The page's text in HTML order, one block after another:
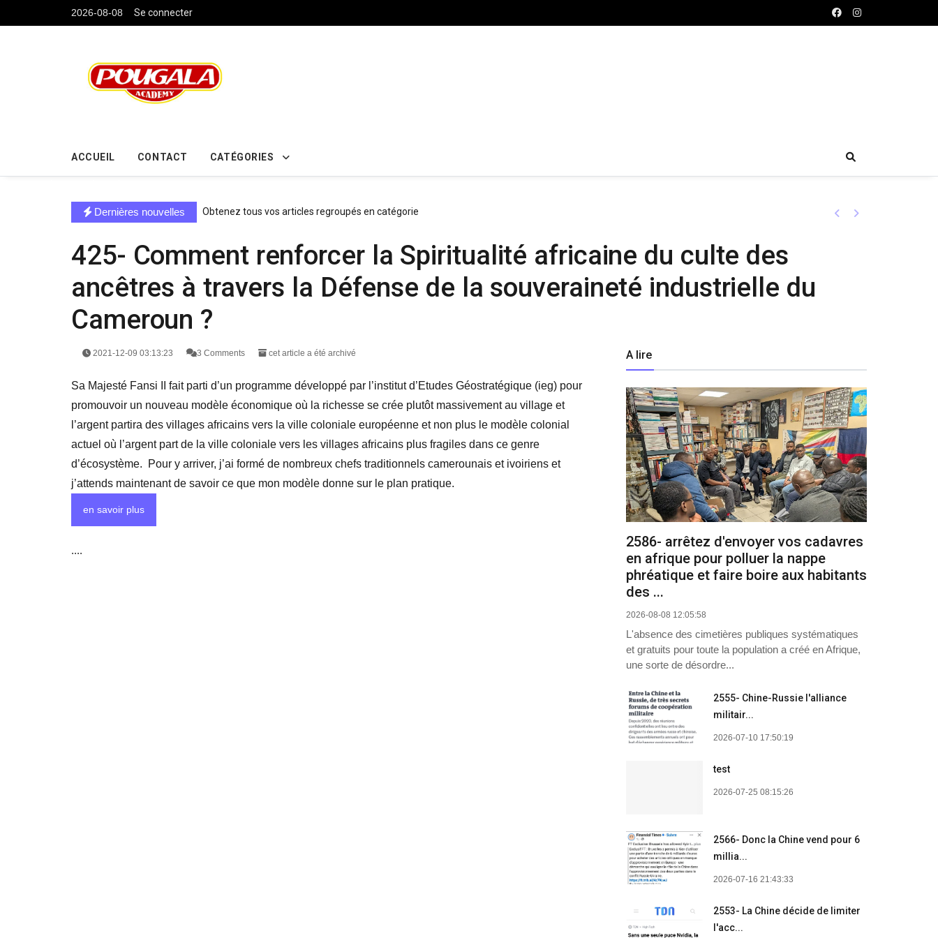
2026-08-08 Se connecter
ACCUEIL CONTACT CATÉGORIES
Dernières nouvelles Obtenez tous vos articles regroupés en catégorie
Previous
Next
425- Comment renforcer la Spiritualité africaine du culte des
ancêtres à travers la Défense de la souveraineté industrielle du
Cameroun ?
2021-12-09 03:13:23 3 Comments cet article a été archivé
Sa Majesté Fansi II fait parti d’un programme développé par l’institut d’Etudes Géostratégique (ieg) pour
promouvoir un nouveau modèle économique où la richesse se crée plutôt massivement au village et
l’argent partira des villages africains vers la ville coloniale européenne et non plus le modèle colonial
actuel où l’argent part de la ville coloniale vers les villages africains plus fragiles dans ce genre
d’écosystème. Pour y arriver, j’ai formé de nombreux chefs traditionnels camerounais et ivoiriens et
j’attends maintenant de savoir ce que mon modèle donne sur le plan pratique.
en savoir plus
....
A lire
2586- arrêtez d'envoyer vos cadavres
en afrique pour polluer la nappe
phréatique et faire boire aux habitants
des ...
2026-08-08 12:05:58
L'absence des cimetières publiques systématiques
et gratuits pour toute la population a créé en Afrique,
une sorte de désordre...
2555- Chine-Russie l'alliance
militair...
2026-07-10 17:50:19
test
2026-07-25 08:15:26
2566- Donc la Chine vend pour 6
millia...
2026-07-16 21:43:33
2553- La Chine décide de limiter
l'acc...